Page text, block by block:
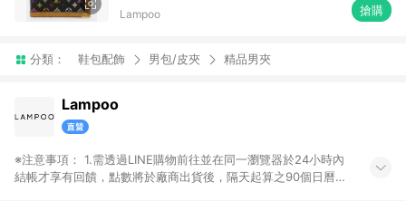
Lampoo 搶購
分類： 鞋包配飾 男包/皮夾 精品男夾
Lampoo
※注意事項： 1.需透過LINE購物前往並在同一瀏覽器於24小時內
結帳才享有回饋，點數將於廠商出貨後，隔天起算之90個日曆天